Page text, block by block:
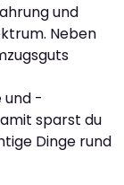
und
Neben
und -
sparst du
Dinge rund